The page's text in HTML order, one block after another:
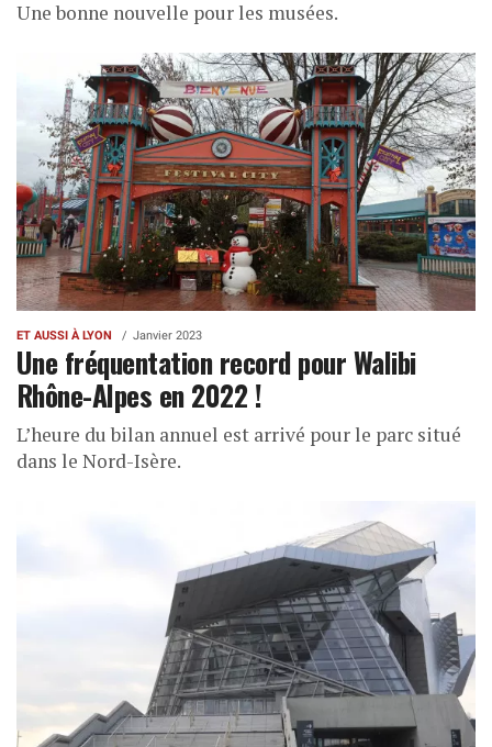
Une bonne nouvelle pour les musées.
ET AUSSI À LYON Janvier 2023
Une fréquentation record pour Walibi
Rhône-Alpes en 2022 !
L’heure du bilan annuel est arrivé pour le parc situé
dans le Nord-Isère.